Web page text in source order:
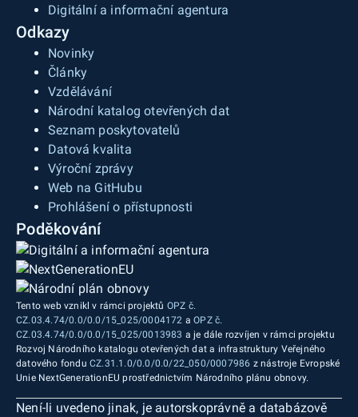
Digitální a informační agentura
Odkazy
Novinky
Články
Vzdělávání
Národní katalog otevřených dat
Seznam poskytovatelů
Datová kvalita
Výroční zprávy
Web na GitHubu
Prohlášení o přístupnosti
Poděkování
Tento web vznikl v rámci projektů OPZ č.
CZ.03.4.74/0.0/0.0/15_025/0004172 aOPZ č.
CZ.03.4.74/0.0/0.0/15_025/0013983 a je dále rozvíjen v rámci projektu
Rozvoj Národního katalogu otevřených dat a infrastruktury Veřejného
datového fondu CZ.31.1.0/0.0/0.0/22_050/0007986 z nástroje Evropské
Unie NextGenerationEU prostřednictvím Národního plánu obnovy.
Není-li uvedeno jinak, je autorskoprávně a databázově